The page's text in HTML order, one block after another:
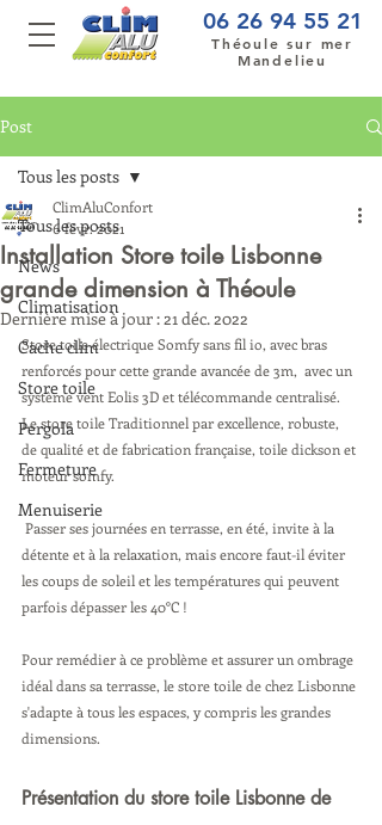
06 26 94 55 21
Théoule sur mer
Mandelieu
Post
Tous les posts
News
Climatisation
Cache clim
Store toile
Pergola
Fermeture
Menuiserie
Tous les posts
Installation Store toile Lisbonne
grande dimension à Théoule
ClimAluConfort
6 févr. 2021
Dernière mise à jour :21 déc. 2022
Store toile électrique Somfy sans fil io, avec bras
renforcés pour cette grande avancée de 3m,  avec un
système vent Eolis 3D et télécommande centralisé.
Le store toile Traditionnel par excellence, robuste,
de qualité et de fabrication française, toile dickson et
moteur somfy.
Passer ses journées en terrasse, en été, invite à la
détente et à la relaxation, mais encore faut-il éviter
les coups de soleil et les températures qui peuvent
parfois dépasser les 40°C !
Pour remédier à ce problème et assurer un ombrage
idéal dans sa terrasse, le store toile de chez Lisbonne
s'adapte à tous les espaces, y compris les grandes
dimensions.
Présentation du store toile Lisbonne de